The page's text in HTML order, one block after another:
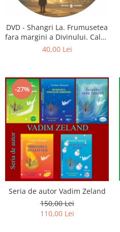
DVD - Shangri La. Frumusetea
fara margini a Divinului. Calea
catre fericire
40,00 Lei
-27%
Seria de autor Vadim Zeland
150,00 Lei
110,00 Lei